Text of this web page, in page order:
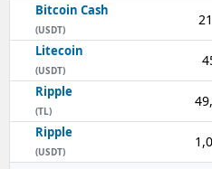
Bitcoin Cash
(USDT)
Litecoin
(USDT)
Ripple
(TL)
Ripple
(USDT)